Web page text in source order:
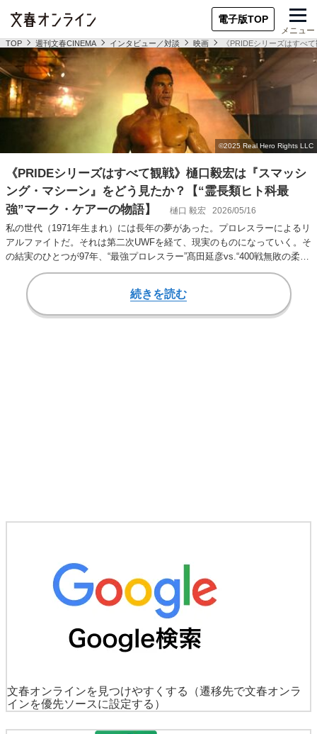
電子版TOP
メニュー
TOP 週刊文春CINEMA インタビュー／対談 映画 《PRIDEシリーズはすべ
《PRIDEシリーズはすべて観戦》樋口毅宏は『スマッシ
ング・マシーン』をどう見たか？【“霊長類ヒト科最
強”マーク・ケアーの物語】
樋口 毅宏 2026/05/16
私の世代（1971年生まれ）には長年の夢があった。プロレスラーによるリ
アルファイトだ。それは第二次UWFを経て、現実のものになっていく。そ
の結実のひとつが97年、“最強プロレスラー”髙田延彦vs.“400戦無敗の柔…
続きを読む
文春オンラインを見つけやすくする
（遷移先で文春オンラ
インを優先ソースに設定する）